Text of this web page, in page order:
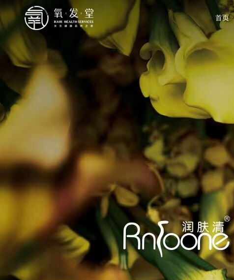
首页